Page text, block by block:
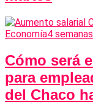
Economía4
Cómo será
para
del Chaco